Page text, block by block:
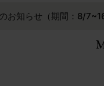
お知らせ（期間：8/